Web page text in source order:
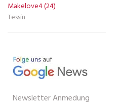
Makelove4 (24)
Tessin
Newsletter Anmedung